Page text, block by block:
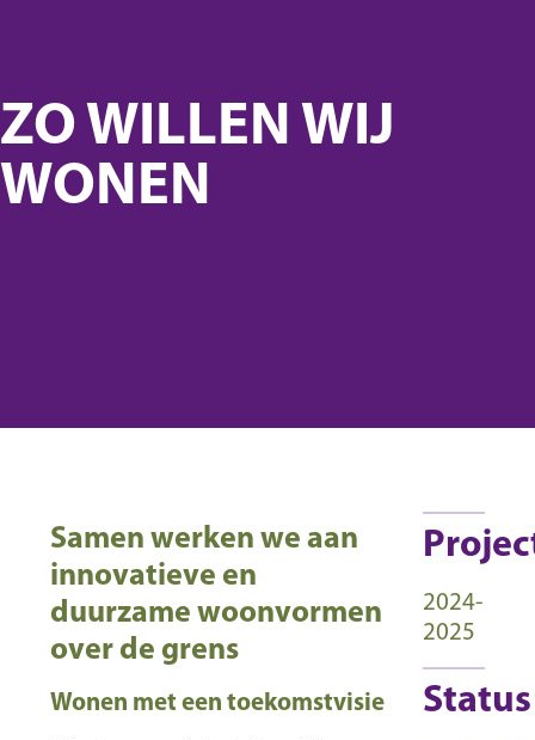
ZO WILLEN WIJ
WONEN
Samen werken we aan
innovatieve en
duurzame woonvormen
over de grens
Wonen met een toekomstvisie
2024-
2025
Status